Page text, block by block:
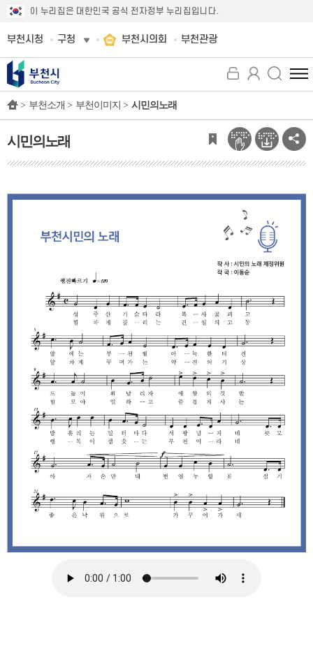
이 누리집은 대한민국 공식 전자정부 누리집입니다.
부천시청 구청 부천시의회 부천관광
전
체
뉴
보
기
> 부천소개 > 부천이미지 > 시민의노래
시민의노래